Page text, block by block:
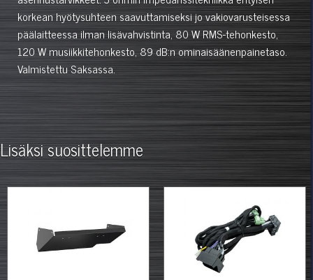
korkean hyötysuhteen saavuttamiseksi jo vakiovarusteisessa
päälaitteessa ilman lisävahvistinta, 80 W RMS-tehonkesto,
120 W musiikkitehonkesto, 89 dB:n ominaisäänenpainetaso.
Valmistettu Saksassa.
Lisäksi suosittelemme